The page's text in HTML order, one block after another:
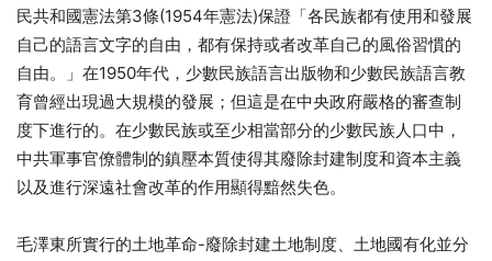
民共和國憲法第3條(1954年憲法)保證「各民族都有使用和發展
自己的語言文字的自由，都有保持或者改革自己的風俗習慣的
自由。」在1950年代，少數民族語言出版物和少數民族語言教
育曾經出現過大規模的發展；但這是在中央政府嚴格的審查制
度下進行的。在少數民族或至少相當部分的少數民族人口中，
中共軍事官僚體制的鎮壓本質使得其廢除封建制度和資本主義
以及進行深遠社會改革的作用顯得黯然失色。
毛澤東所實行的土地革命-廢除封建土地制度、土地國有化並分